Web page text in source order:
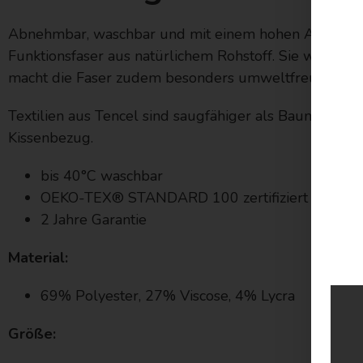
Abnehmbar, waschbar und mit einem hohen Anteil
Funktionsfaser aus natürlichem Rohstoff. Sie wird
macht die Faser zudem besonders umweltfreundlich.
Textilien aus Tencel sind saugfähiger als
Kissenbezug.
bis 40°C waschbar
OEKO-TEX® STANDARD 100 zertifiziert
2 Jahre Garantie
Material:
69% Polyester, 27% Viscose, 4% Lycra
Größe: